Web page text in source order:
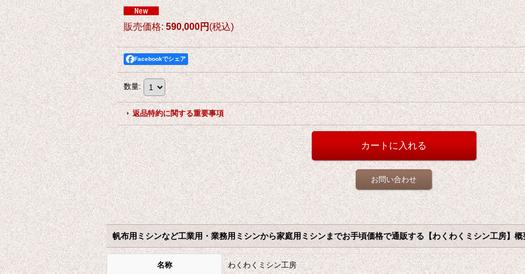
販売価格: 590,000円(税込)
Facebookでシェア
数量:
返品特約に関する重要事項
お問い合わせ
帆布用ミシンなど工業用・業務用ミシンから家庭用ミシンまでお手頃価格で通販する【わくわくミシン工房】概
名称 わくわくミシン工房